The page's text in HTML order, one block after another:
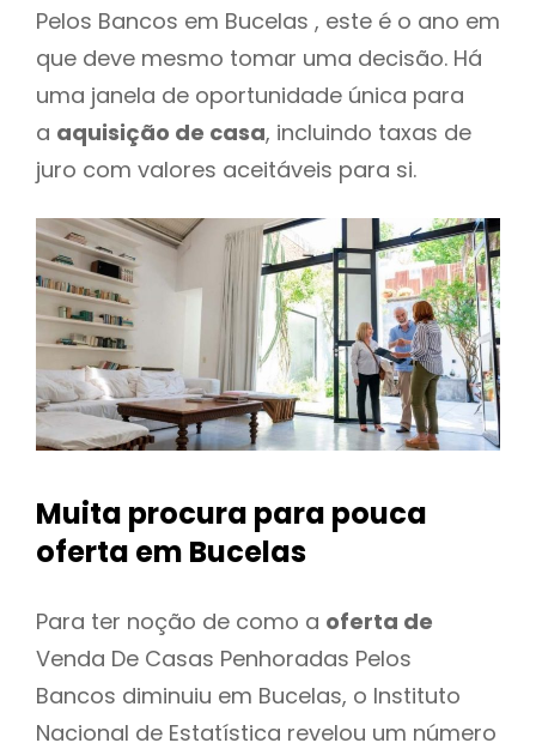
Pelos Bancos em Bucelas , este é o ano em
que deve mesmo tomar uma decisão. Há
uma janela de oportunidade única para
a aquisição de casa, incluindo taxas de
juro com valores aceitáveis para si.
Muita procura para pouca
oferta em Bucelas
Para ter noção de como a oferta de
Venda De Casas Penhoradas Pelos
Bancos diminuiu em Bucelas, o Instituto
Nacional de Estatística revelou um número